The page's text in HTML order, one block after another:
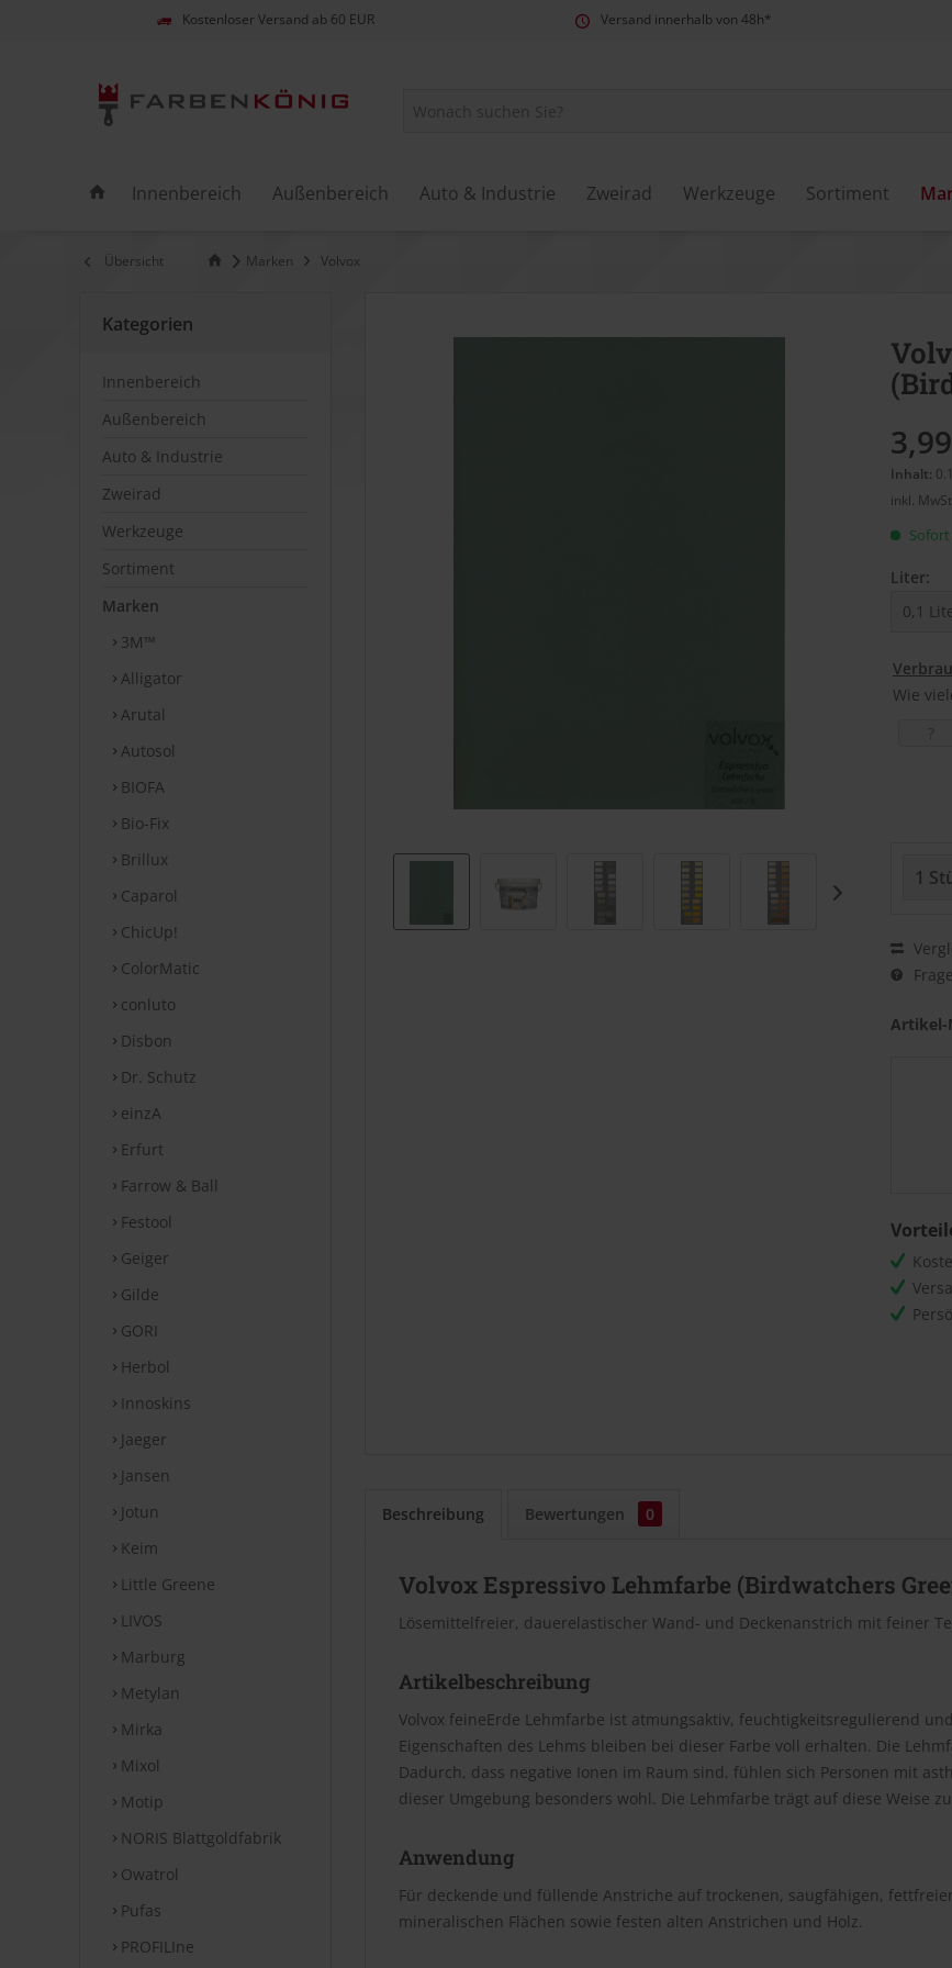
Kostenloser Versand ab 60 EUR Versand innerhalb von 48h*
Innenbereich Außenbereich Auto & Industrie Zweirad Werkzeuge Sortiment
Übersicht Marken Volvox
Kategorien
Innenbereich
Außenbereich
Auto & Industrie
Zweirad
Werkzeuge
Sortiment
Marken
3M™
Alligator
Arutal
Autosol
BIOFA
Bio-Fix
Brillux
Caparol
ChicUp!
ColorMatic
conluto
Disbon
Dr. Schutz
einzA
Erfurt
Farrow & Ball
Festool
Geiger
Gilde
GORI
Herbol
Innoskins
Jaeger
Jansen
Jotun
Keim
Little Greene
LIVOS
Marburg
Metylan
Mirka
Mixol
Motip
NORIS Blattgoldfabrik
Owatrol
Pufas
PROFILIne
Inhalt:
inkl.
Liter:
Wie
Artikel-
Beschreibung Bewertungen 0
Volvox Espressivo Lehmfarbe (Birdwatchers
Lösemittelfreier, dauerelastischer Wand- und Deckenanstrich mit feiner
Artikelbeschreibung
Volvox feineErde Lehmfarbe ist atmungsaktiv, feuchtigkeitsregulierend
Eigenschaften des Lehms bleiben bei dieser Farbe voll erhalten. Die
Dadurch, dass negative Ionen im Raum sind, fühlen sich Personen mit
dieser Umgebung besonders wohl. Die Lehmfarbe trägt auf diese Weise
Anwendung
Für deckende und füllende Anstriche auf trockenen, saugfähigen,
mineralischen Flächen sowie festen alten Anstrichen und Holz.